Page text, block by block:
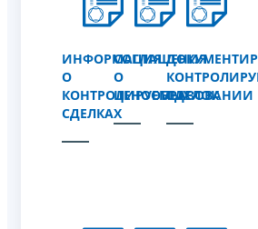
ИНФОРМАЦИЯ
О
КОНТРОЛИРУЕМЫХ
СДЕЛКАХ
СОГЛАШЕНИЯ
О
ЦЕНООБРАЗОВАНИИ
СДЕЛОК